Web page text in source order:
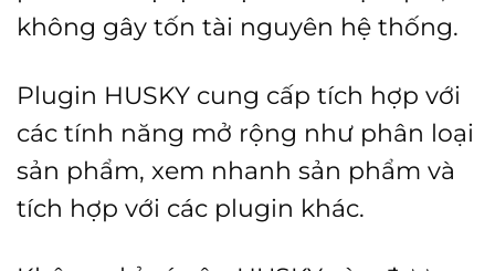
không gây tốn tài nguyên hệ thống.
Plugin HUSKY cung cấp tích hợp với
các tính năng mở rộng như phân loại
sản phẩm, xem nhanh sản phẩm và
tích hợp với các plugin khác.